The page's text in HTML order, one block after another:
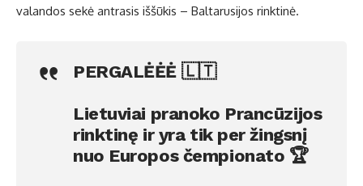
valandos sekė antrasis iššūkis – Baltarusijos rinktinė.
PERGALĖĖĖ 🇱🇹
Lietuviai pranoko Prancūzijos
rinktinę ir yra tik per žingsnį
nuo Europos čempionato 🏆